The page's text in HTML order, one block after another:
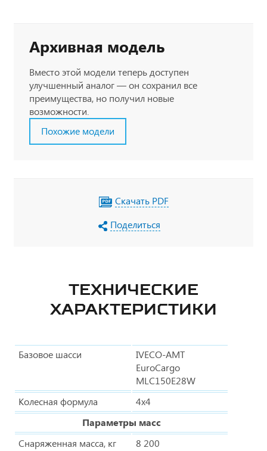
Архивная модель
Вместо этой модели теперь доступен
улучшенный аналог — он сохранил все
преимущества, но получил новые
возможности.
Похожие модели
Скачать PDF
Поделиться
ТЕХНИЧЕСКИЕ
ХАРАКТЕРИСТИКИ
Базовое шасси
IVECO-AMT
EuroCargo
MLС150E28W
Колесная формула
4х4
Параметры масс
Снаряженная масса, кг
8 200